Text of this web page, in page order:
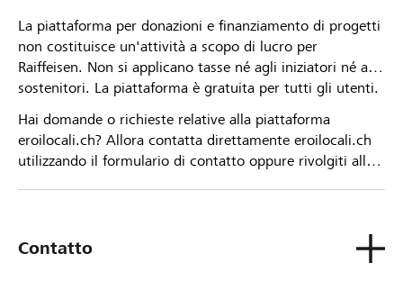
La piattaforma per donazioni e finanziamento di progetti
non costituisce un'attività a scopo di lucro per
Raiffeisen. Non si applicano tasse né agli iniziatori né ai
sostenitori. La piattaforma è gratuita per tutti gli utenti.
Hai domande o richieste relative alla piattaforma
eroilocali.ch? Allora contatta direttamente eroilocali.ch
utilizzando il formulario di contatto oppure rivolgiti alla
Contatto